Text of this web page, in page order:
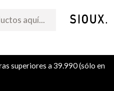
superiores a 39.990 (sólo en